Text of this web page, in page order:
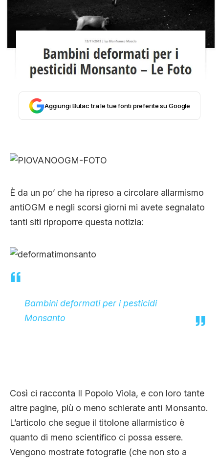
INTRATTENIMENTO
COMPLOTTI, LEGGENDE URBANE ED
EVERGREEN
CLIMA ED ENERGIA
CHI SIAMO
Aggiungi Butac tra le tue fonti preferite su Google
È da un po’ che ha ripreso a circolare allarmismo
antiOGM e negli scorsi giorni mi avete segnalato
tanti siti riproporre questa notizia:
Bambini deformati per i pesticidi
Monsanto
Così ci racconta Il Popolo Viola, e con loro tante
altre pagine, più o meno schierate anti Monsanto.
L’articolo che segue il titolone allarmistico è
quanto di meno scientifico ci possa essere.
Vengono mostrate fotografie (che non sto a